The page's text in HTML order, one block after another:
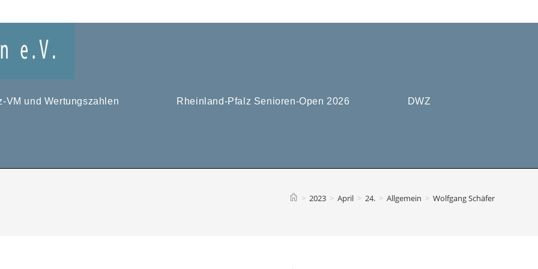
VM und Wertungszahlen Rheinland-Pfalz Senioren-Open 2026 DWZ
> 2023 > April > 24. > Allgemein > Wolfgang Schäfer